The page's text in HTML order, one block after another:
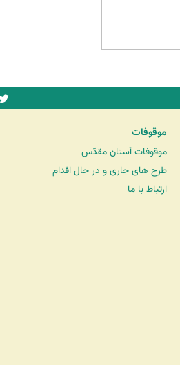
موقوفات
موقوفات آستان مقدّس
طرح های جاری و در حال اقدام
ارتباط با ما